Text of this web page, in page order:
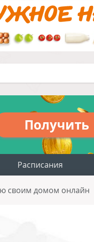
Получить
Расписания
своим домом онлайн